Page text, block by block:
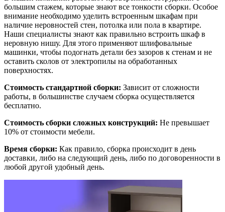
большим стажем, которые знают все тонкости сборки. Особое
внимание необходимо уделить встроенным шкафам при
наличие неровностей стен, потолка или пола в квартире.
Наши специалисты знают как правильно встроить шкаф в
неровную нишу. Для этого применяют шлифовальные
машинки, чтобы подогнать детали без зазоров к стенам и не
оставить сколов от электропилы на обработанных
поверхностях.
Стоимость стандартной сборки: Зависит от сложности
работы, в большинстве случаем сборка осуществляется
бесплатно.
Стоимость сборки сложных конструкций: Не превышает
10% от стоимости мебели.
Время сборки: Как правило, сборка происходит в день
доставки, либо на следующий день, либо по договоренности в
любой другой удобный день.